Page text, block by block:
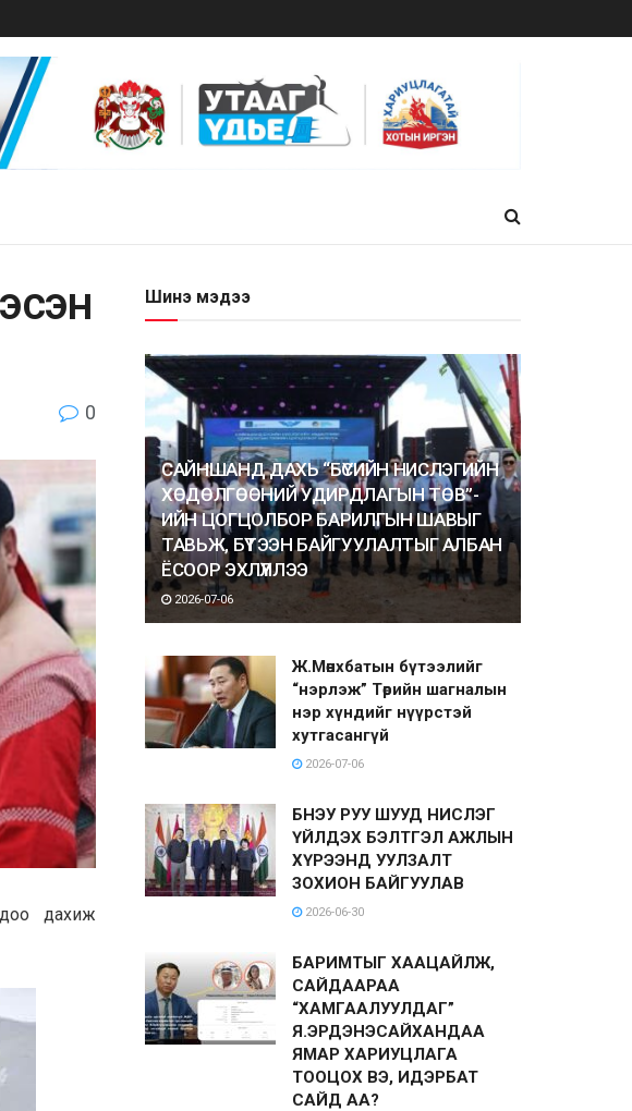
0
дахиж
Шинэ мэдээ
САЙНШАНД ДАХЬ “БҮСИЙН НИСЛЭГИЙН
ХӨДӨЛГӨӨНИЙ УДИРДЛАГЫН ТӨВ”-
ИЙН ЦОГЦОЛБОР БАРИЛГЫН ШАВЫГ
ТАВЬЖ, БҮТЭЭН БАЙГУУЛАЛТЫГ АЛБАН
ЁСООР ЭХЛҮҮЛЛЭЭ
2026-07-06
Ж.Мөнхбатын бүтээлийг
“нэрлэж” Төрийн шагналын
нэр хүндийг нүүрстэй
хутгасангүй
2026-07-06
БНЭУ РУУ ШУУД НИСЛЭГ
ҮЙЛДЭХ БЭЛТГЭЛ АЖЛЫН
ХҮРЭЭНД УУЛЗАЛТ
ЗОХИОН БАЙГУУЛАВ
2026-06-30
БАРИМТЫГ ХААЦАЙЛЖ,
САЙДААРАА
“ХАМГААЛУУЛДАГ”
Я.ЭРДЭНЭСАЙХАНДАА
ЯМАР ХАРИУЦЛАГА
ТООЦОХ ВЭ, ИДЭРБАТ
САЙД АА?